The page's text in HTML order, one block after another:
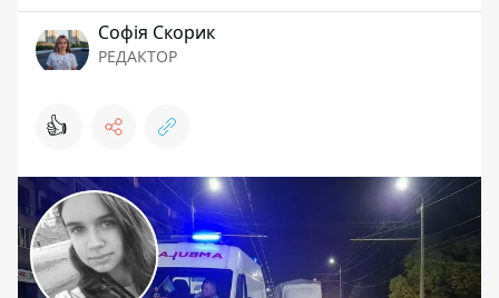
Софія Скорик
РЕДАКТОР
👍